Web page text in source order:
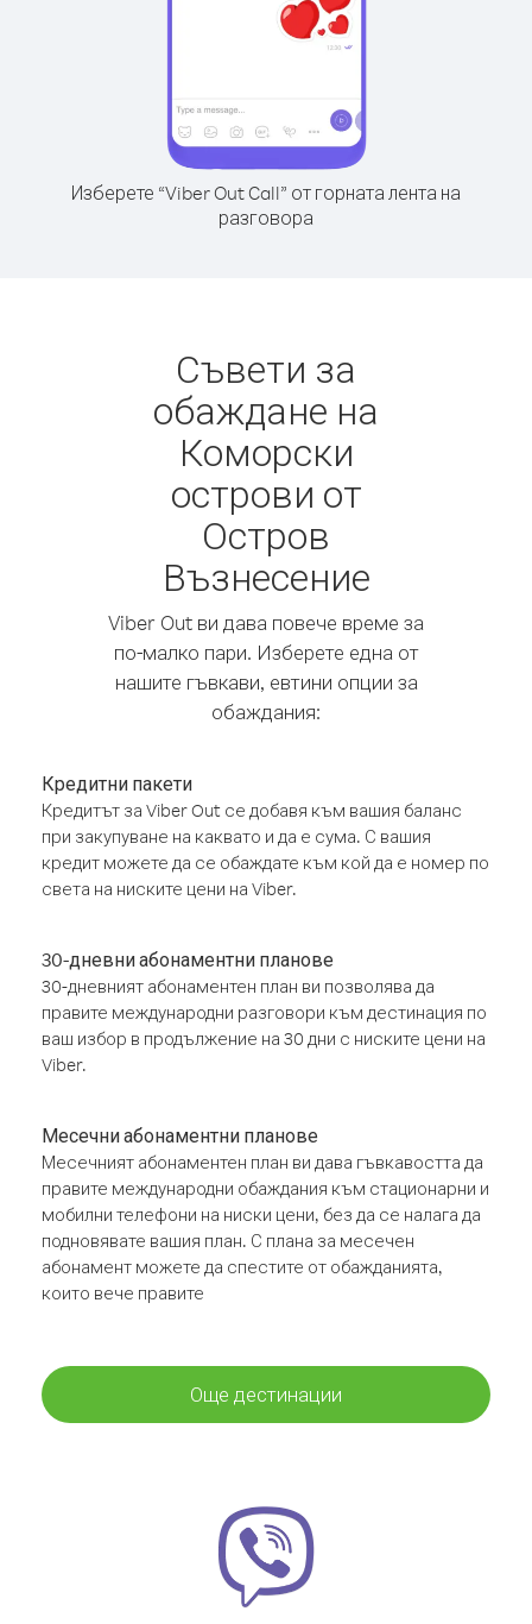
Изберете “Viber Out Call” от горната лента на
разговора
Съвети за
обаждане на
Коморски
острови от
Остров
Възнесение
Viber Out ви дава повече време за
по-малко пари. Изберете една от
нашите гъвкави, евтини опции за
обаждания:
Кредитни пакети
Кредитът за Viber Out се добавя към вашия баланс
при закупуване на каквато и да е сума. С вашия
кредит можете да се обаждате към кой да е номер по
света на ниските цени на Viber.
30-дневни абонаментни планове
30-дневният абонаментен план ви позволява да
правите международни разговори към дестинация по
ваш избор в продължение на 30 дни с ниските цени на
Viber.
Месечни абонаментни планове
Месечният абонаментен план ви дава гъвкавостта да
правите международни обаждания към стационарни и
мобилни телефони на ниски цени, без да се налага да
подновявате вашия план. С плана за месечен
абонамент можете да спестите от обажданията,
които вече правите
Още дестинации